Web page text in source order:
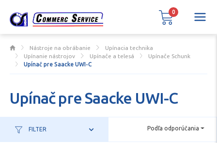
Nástroje na obrábanie
Upínacia technika
Upínanie nástrojov
Upínače a telesá
Upínače Schunk
Upínač pre Saacke UWI-C
Upínač pre Saacke UWI-C
FILTER Podľa odporúčania
0